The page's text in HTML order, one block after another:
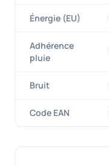
Énergie (EU)
Adhérence
pluie
Bruit
Code EAN